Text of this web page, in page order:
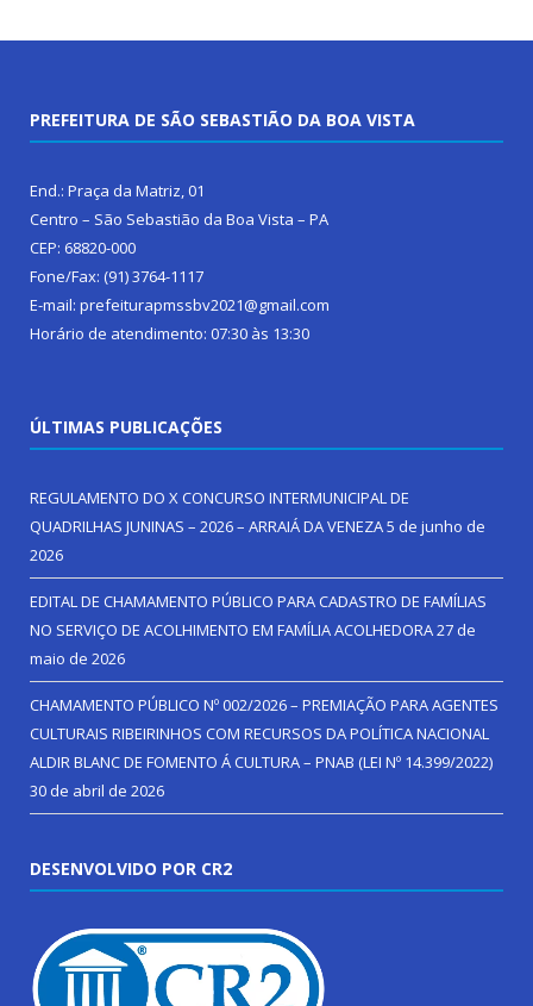
PREFEITURA DE SÃO SEBASTIÃO DA BOA VISTA
End.: Praça da Matriz, 01
Centro – São Sebastião da Boa Vista – PA
CEP: 68820-000
Fone/Fax: (91) 3764-1117
E-mail: prefeiturapmssbv2021@gmail.com
Horário de atendimento: 07:30 às 13:30
ÚLTIMAS PUBLICAÇÕES
REGULAMENTO DO X CONCURSO INTERMUNICIPAL DE
QUADRILHAS JUNINAS – 2026 – ARRAIÁ DA VENEZA5 de junho de
2026
EDITAL DE CHAMAMENTO PÚBLICO PARA CADASTRO DE FAMÍLIAS
NO SERVIÇO DE ACOLHIMENTO EM FAMÍLIA ACOLHEDORA27 de
maio de 2026
CHAMAMENTO PÚBLICO Nº 002/2026 – PREMIAÇÃO PARA AGENTES
CULTURAIS RIBEIRINHOS COM RECURSOS DA POLÍTICA NACIONAL
ALDIR BLANC DE FOMENTO Á CULTURA – PNAB (LEI Nº 14.399/2022)
30 de abril de 2026
DESENVOLVIDO POR CR2